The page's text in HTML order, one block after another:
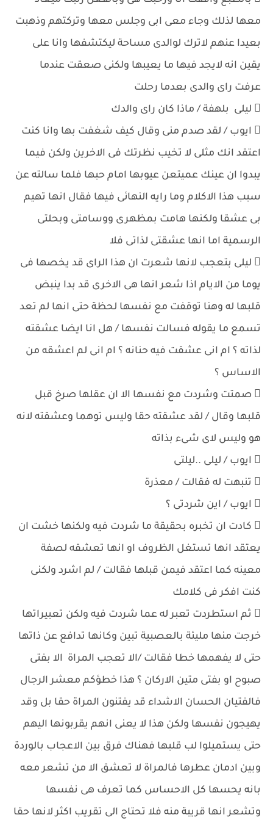
معها لذلك وجاء معى ابى وجلس معها وتركتهم وذهبت
بعيدا عنهم لاترك لوالدى مساحة ليكتشفها وانا على
يقين انه لايجد فيها ما يعيبها ولكنى صعقت عندما
عرفت راى والدى بعدما رحلت
 ليلى بلهفة / ماذا كان راى والدك
 ايوب / لقد صدم منى وقال كيف شغفت بها وانا كنت
اعتقد انك مثلى لا تخيب نظرتك فى الاخرين ولكن فيما
يبدوا ان عينك عميتعن عيوبها امام حبها فلما سالته عن
سبب هذا الاكلام وما رايه النهائى فيها فقال انها تهيم
بى عشقا ولكنها هامت بمظهرى ووسامتى وبحلتى
الرسمية اما انها عشقتى لذاتى فلا
 ليلى بتعجب لانها شعرت ان هذا الراى قد يخصها فى
يوما من الايام اذا شعر انها هى الاخرى قد بدا ينبض
قلبها له وهنا توقفت مع نفسها لحظة حتى انها لم تعد
تسمع ما يقوله فسالت نفسها / هل انا ايضا عشقته
لذاته ؟ ام انى عشقت فيه حنانه ؟ ام انى لم اعشقه من
الاساس ؟
 صمتت وشردت مع نفسها الا ان عقلها صرخ قبل
قلبها وقال / لقد عشقته حقا وليس توهما وعشقته لانه
هو وليس لاى شىء بذاته
 ايوب / ليلى ..ليلتى
 تنبهت له فقالت / معذرة
 ايوب / اين شردتى ؟
 كادت ان تخبره بحقيقة ما شردت فيه ولكنها خشت ان
يعتقد انها تستغل الظروف او انها تعشقه لصفة
معينه كما اعتقد فيمن قبلها فقالت / لم اشرد ولكنى
كنت افكر فى كلامك
 ثم استطردت تعبر له عما شردت فيه ولكن تعبيراتها
خرجت منها مليئة بالعصبية تبين وكانها تدافع عن ذاتها
حتى لا يفهمها خطا فقالت /الا تعجب المراة الا بفتى
صبوح او بفتى متين الاركان ؟ هذا خطؤكم معشر الرجال
فالفتيان الحسان الاشداء قد يفتنون المراة حقا بل وقد
يهيجون نفسها ولكن هذا لا يعنى انهم يقربونها اليهم
حتى يستميلوا لب قلبها فهناك فرق بين الاعجاب بالوردة
وبين ادمان عطرها فالمراة لا تعشق الا من تشعر معه
بانه يحسها كل الاحساس كما تعرف هى نفسها
وتشعر انها قريبة منه فلا تحتاج الى تقريب اكثر لانها حقا